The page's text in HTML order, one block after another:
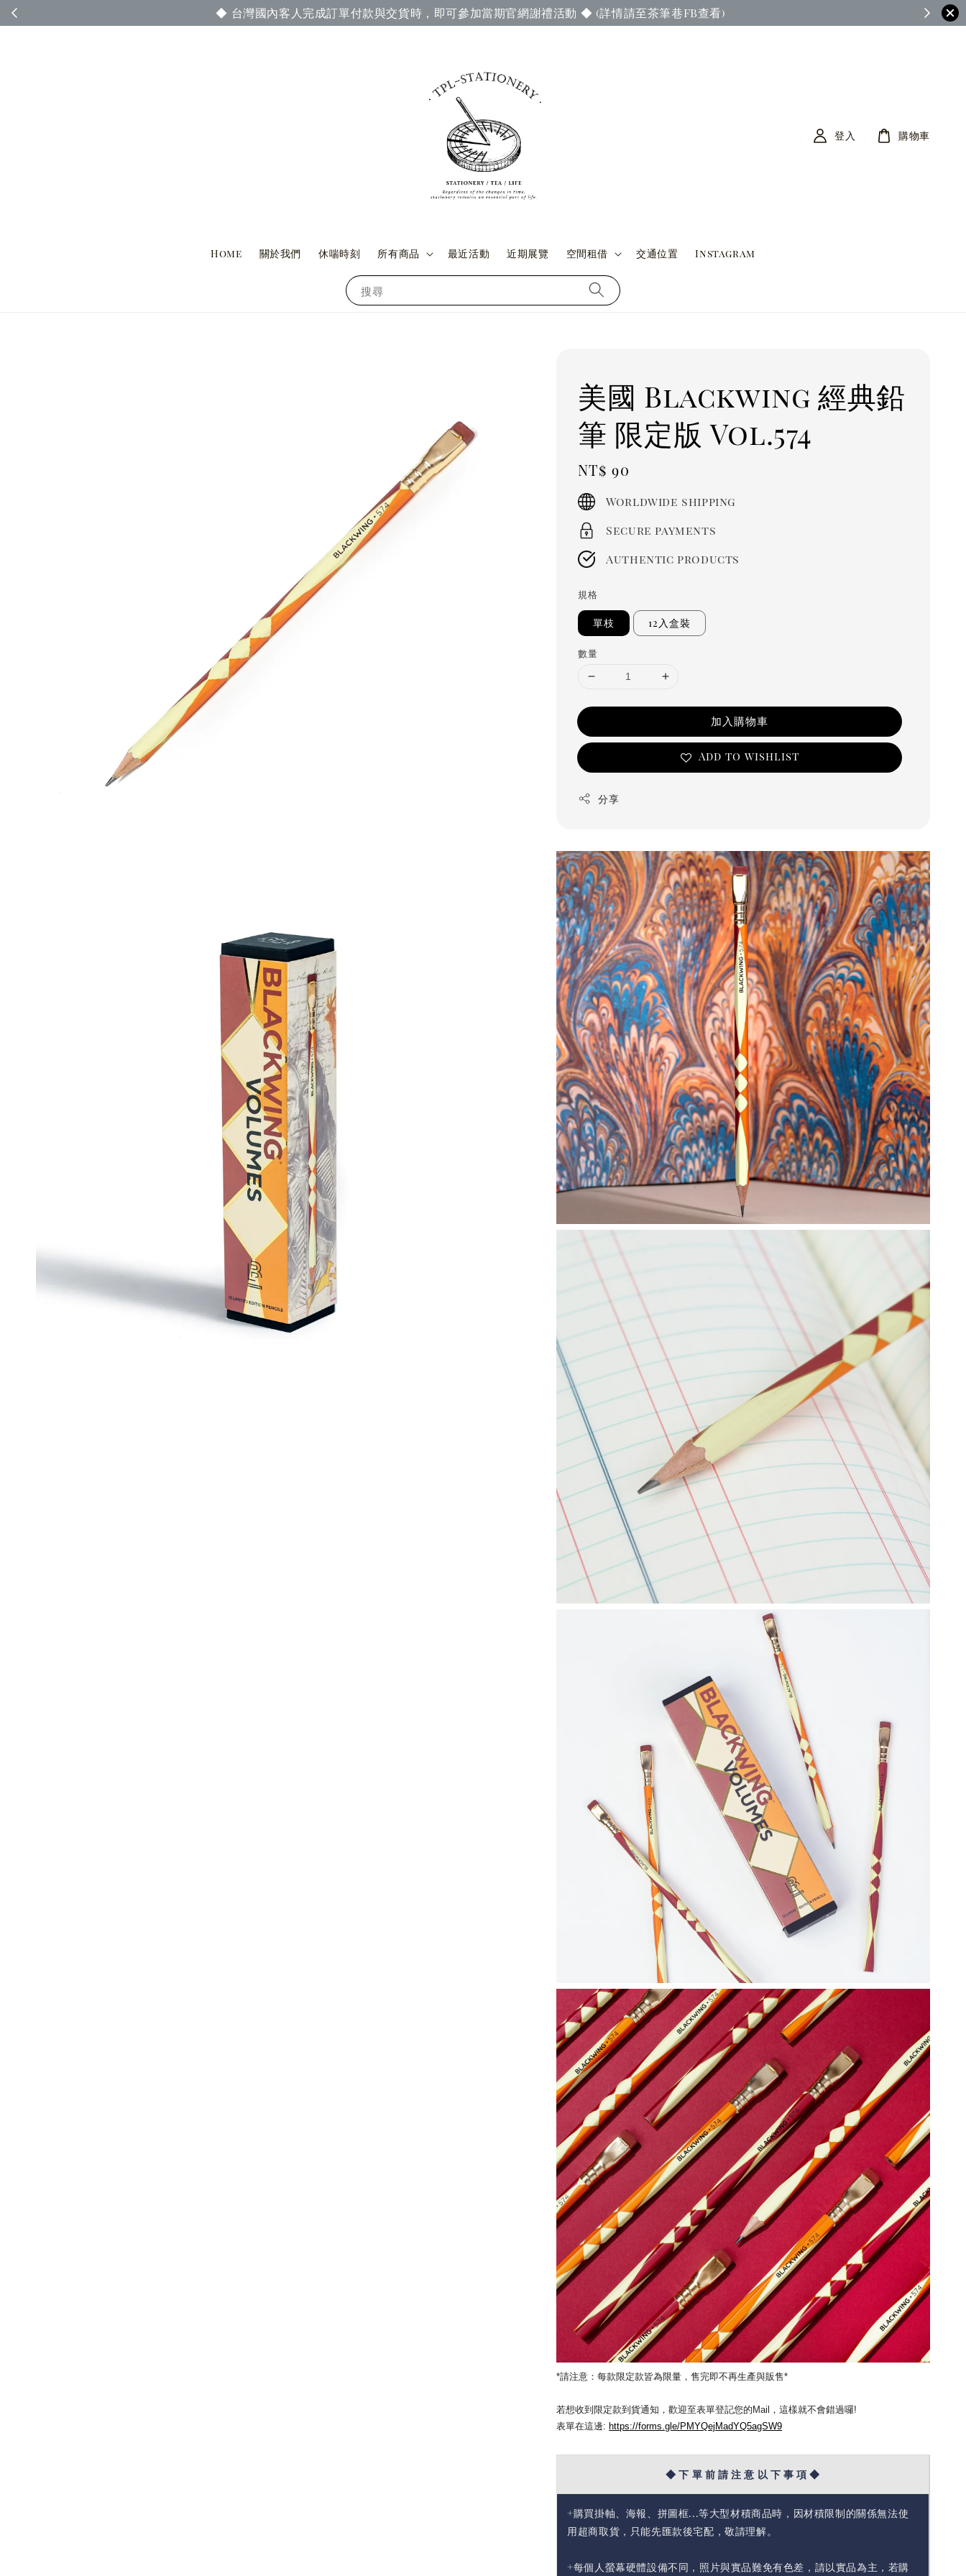
◆ 台灣國內客人完成訂單付款與交貨時，即可參加當期官網謝禮活動 ◆ (詳情請至茶筆巷FB查看)
搜尋
Home 關於我們 休喘時刻 所有商品 最近活動 近期展覽 空間租借 交通位置 Instagram
登入 購物車
美國 Blackwing 經典鉛
筆 限定版 Vol.574
Regular
price
NT$ 90
Worldwide shipping
Secure payments
Authentic products
規格
單枝 12入盒裝
數量
加入購物車
Add to wishlist
分享
*請注意：每款限定款皆為限量，售完即不再生產與販售*
若想收到限定款到貨通知，歡迎至表單登記您的Mail，這樣就不會錯過囉!
表單在這邊:https://forms.gle/PMYQejMadYQ5agSW9
◆ 下 單 前 請 注 意 以 下 事 項 ◆
+購買掛軸、海報、拼圖框...等大型材積商品時，因材積限制的關係無法使
用超商取貨，只能先匯款後宅配，敬請理解。
+每個人螢幕硬體設備不同，照片與實品難免有色差，請以實品為主，若購